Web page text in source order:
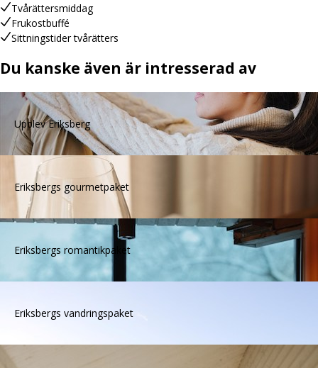
Tvårättersmiddag
Frukostbuffé
Sittningstider tvårätters
Du kanske även är intresserad av
Upplev Eriksberg
Eriksbergs gourmetpaket
Eriksbergs romantikpaket
Eriksbergs vandringspaket